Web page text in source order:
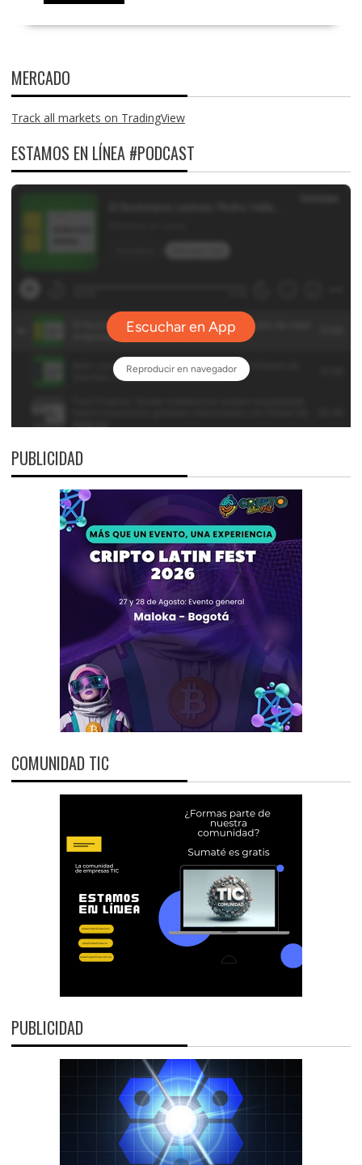
MERCADO
Track all markets on TradingView
ESTAMOS EN LÍNEA #PODCAST
PUBLICIDAD
COMUNIDAD TIC
PUBLICIDAD